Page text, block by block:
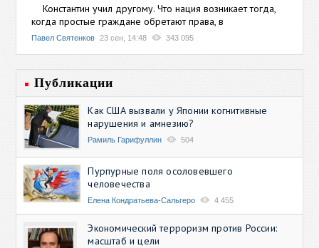
Константин учил другому. Что нация возникает тогда,
когда простые граждане обретают права, в
Павел Святенков 23 сен, 14:48 343 095
Публикации
Как США вызвали у Японии когнитивные
нарушения и амнезию?
Рамиль Гарифуллин 504
Пурпурные поля осоловевшего
человечества
Елена Кондратьева-Сальгеро 4 455
Экономический терроризм против России:
масштаб и цели